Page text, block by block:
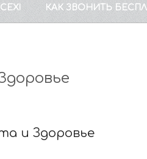
КАК ЗВОНИТЬ
и Здоровье